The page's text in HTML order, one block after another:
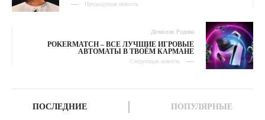
Предыдущая новость
Дозвілля Родина
POKERMATCH – ВСЕ ЛУЧШИЕ ИГРОВЫЕ
АВТОМАТЫ В ТВОЁМ КАРМАНЕ
Следующая новость
ПОСЛЕДНИЕ ПОПУЛЯРНЫЕ